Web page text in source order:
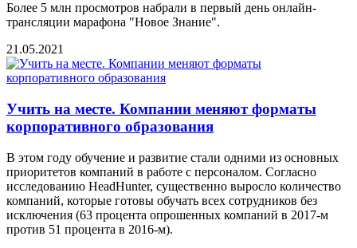
Более 5 млн просмотров набрали в первый день онлайн-
трансляции марафона "Новое Знание".
21.05.2021
Учить на месте. Компании меняют форматы
корпоративного образования
В этом году обучение и развитие стали одними из основных
приоритетов компаний в работе с персоналом. Согласно
исследованию HeadHunter, существенно выросло количество
компаний, которые готовы обучать всех сотрудников без
исключения (63 процента опрошенных компаний в 2017-м
против 51 процента в 2016-м).